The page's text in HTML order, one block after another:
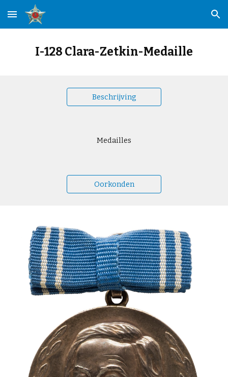
Skip to main content Skip to navigation
I-128 Clara-Zetkin-Medaille
Beschrijving
Medailles
Oorkonden